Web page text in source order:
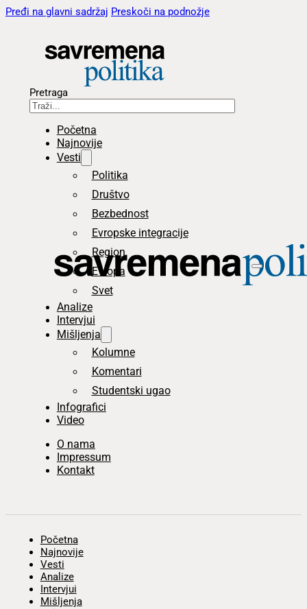
Pređi na glavni sadržaj Preskoči na podnožje
Pretraga
Početna
Najnovije
Vesti
Politika
Društvo
Bezbednost
Evropske integracije
Region
Evropa
Svet
Analize
Intervjui
Mišljenja
Kolumne
Komentari
Studentski ugao
Infografici
Video
O nama
Impressum
Kontakt
Početna
Najnovije
Vesti
Analize
Intervjui
Mišljenja